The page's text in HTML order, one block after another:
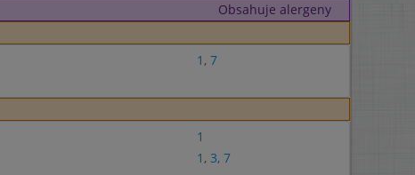
Obsahuje alergeny
1 , 7
1
1 , 3, 7